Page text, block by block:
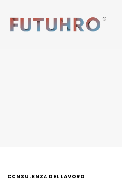
CONSULENZA DEL LAVORO